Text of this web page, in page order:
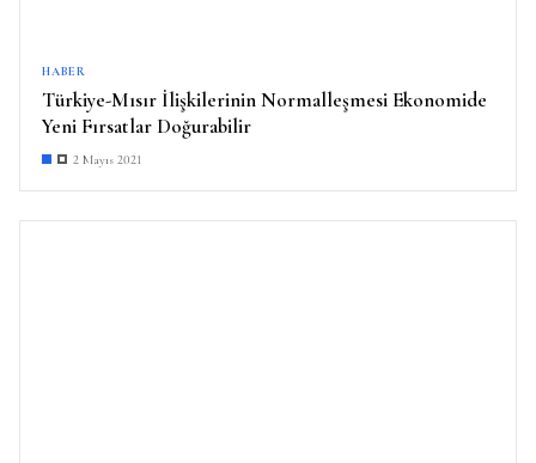
HABER
Türkiye-Mısır İlişkilerinin Normalleşmesi Ekonomide
Yeni Fırsatlar Doğurabilir
2 Mayıs 2021